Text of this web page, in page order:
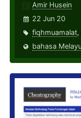
Amir Husein
22 Jun 20
fiqhmuamalat,